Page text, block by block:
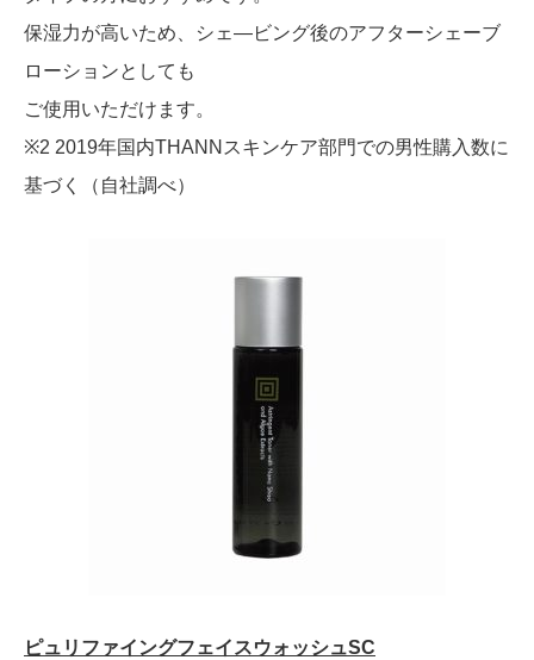
保湿力が高いため、シェ―ビング後のアフターシェーブ
ローションとしても
ご使用いただけます。
※2 2019年国内THANNスキンケア部門での男性購入数に
基づく（自社調べ）
ピュリファイングフェイスウォッシュSC